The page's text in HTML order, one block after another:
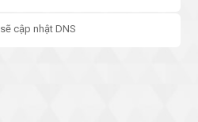
cập nhật DNS